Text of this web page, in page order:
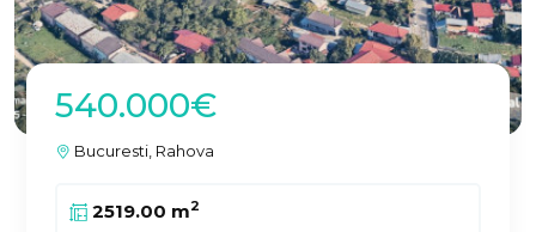
540.000€
Bucuresti, Rahova
2519.00 m2